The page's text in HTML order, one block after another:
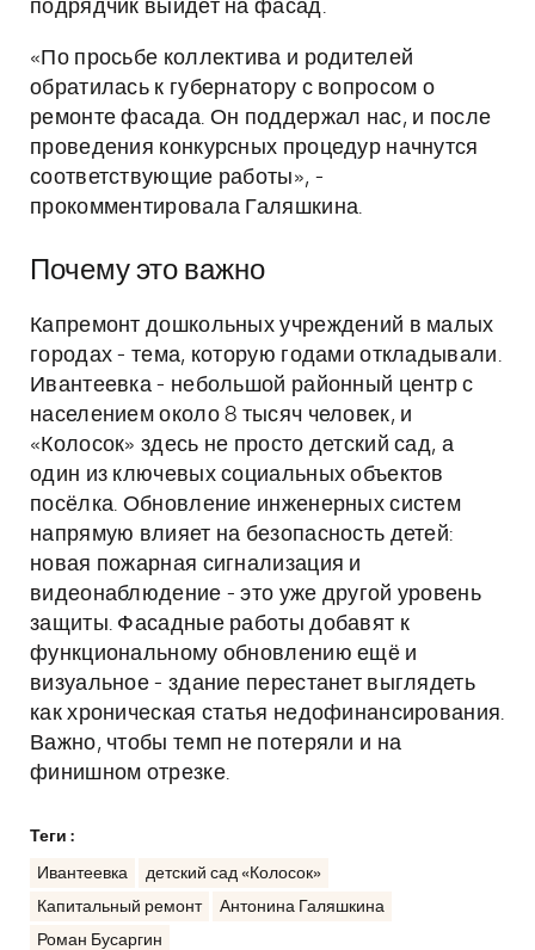
подрядчик выйдет на фасад.
«По просьбе коллектива и родителей
обратилась к губернатору с вопросом о
ремонте фасада. Он поддержал нас, и после
проведения конкурсных процедур начнутся
соответствующие работы», -
прокомментировала Галяшкина.
Почему это важно
Капремонт дошкольных учреждений в малых
городах - тема, которую годами откладывали.
Ивантеевка - небольшой районный центр с
населением около 8 тысяч человек, и
«Колосок» здесь не просто детский сад, а
один из ключевых социальных объектов
посёлка. Обновление инженерных систем
напрямую влияет на безопасность детей:
новая пожарная сигнализация и
видеонаблюдение - это уже другой уровень
защиты. Фасадные работы добавят к
функциональному обновлению ещё и
визуальное - здание перестанет выглядеть
как хроническая статья недофинансирования.
Важно, чтобы темп не потеряли и на
финишном отрезке.
Теги :
Ивантеевка
детский сад «Колосок»
Капитальный ремонт
Антонина Галяшкина
Роман Бусаргин